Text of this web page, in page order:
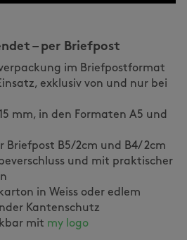
– per Briefpost
im Briefpostformat
exklusiv von und nur bei
mm, in den Formaten A5 und
Briefpost B5/2cm und B4/ 2cm
und mit praktischer
in Weiss oder edlem
Kantenschutz
mit my logo